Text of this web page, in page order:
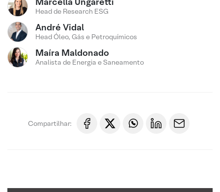
Head de Research ESG
André Vidal
Head Óleo, Gás e Petroquímicos
Maíra Maldonado
Analista de Energia e Saneamento
Compartilhar: